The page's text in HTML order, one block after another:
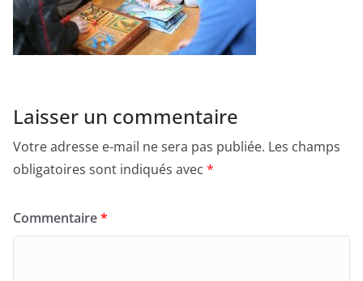
Laisser un commentaire
Votre adresse e-mail ne sera pas publiée. Les champs
obligatoires sont indiqués avec *
Commentaire*